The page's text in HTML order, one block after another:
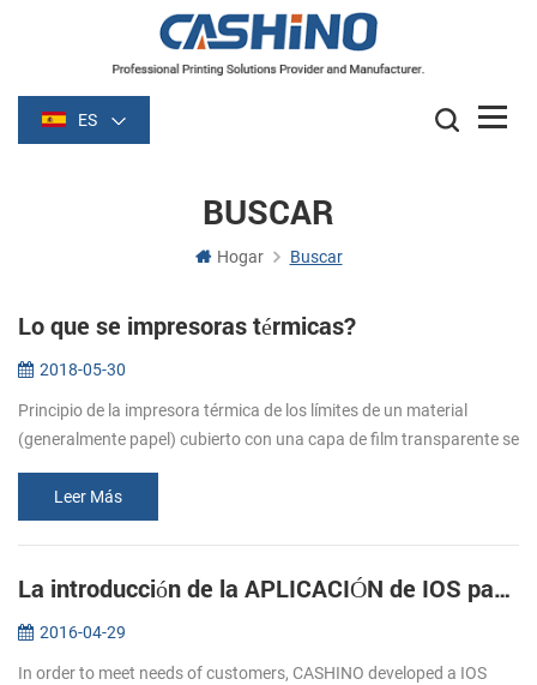
ES
BUSCAR
Hogar Buscar
Lo que se impresoras térmicas?
2018-05-30
Principio de la impresora térmica de los límites de un material
(generalmente papel) cubierto con una capa de film transparente se
Leer Más
La introducción de la APLICACIÓN de IOS para móviles, impresoras
2016-04-29
In order to meet needs of customers, CASHINO developed a IOS